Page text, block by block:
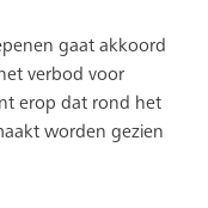
gaat akkoord
verbod voor
erop dat rond het
worden gezien